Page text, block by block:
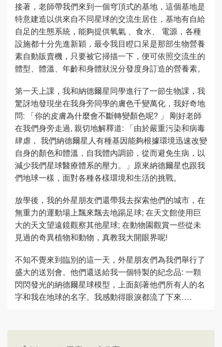
接著，老師帶我們來到一個穹頂式的基地，這個基地是
特意建造以供來自不同星球的交流生居住，基地有自給
自足的生態系統，能夠提供氧氣 、食水、 電源，各種
設施都十分先進新穎，最令我目瞪口呆是那部生物營養
素自動販賣機，只要被它掃描一下，便可依照交流生的
體型、體溫、年齡和身體狀況分發度身訂造的營養素。
第一天上課，我和納德爾星同學進行了一節生物課，我
驚訝地發現坐在我身旁同學的膚色千變萬化，我好奇地
問: 「你的皮膚為什麼會不斷轉變顏色呢? 」 剛好老師
在我們身旁走過, 親切地解釋道: 「由於嚴重污染和病毒
肆虐， 我們納德爾星人有種基因能夠根據環境迅速改變
自身的顏色和體溫，自我體內調節，從而避免生病，以
減少我們星球醫療體系的壓力。」原來納德爾星也跟我
們地球一樣，面對各種各樣環境和生活的挑戰。
放學後，我的外星朋友們還帶我去探索他們的城市，在
無重力的運動場上飄來飄去地踼足球; 在天文館使用巨
大的天文望遠鏡觀察其他星球; 在動物園觀賞一些從未
見過的奇異植物和動物，真教我大開眼界呢!
不知不覺來到臨別的這一天，外星朋友們為我們舉行了
盛大的送別會。他們還送給我一個特製的紀念品: 一顆
閃閃發光的納德爾星球模型，上面刻著他們所有人的名
字和我在地球的名字。我感動得眼淚都流了下來….